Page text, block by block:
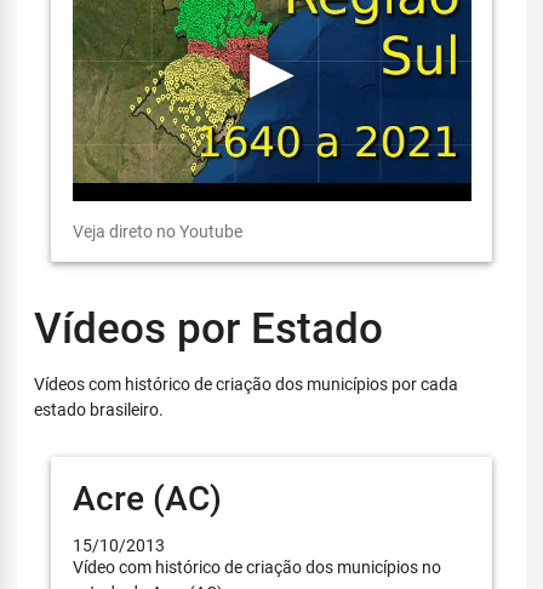
Veja direto no Youtube
Vídeos por Estado
Vídeos com histórico de criação dos municípios por cada
estado brasileiro.
Acre (AC)
15/10/2013
Vídeo com histórico de criação dos municípios no